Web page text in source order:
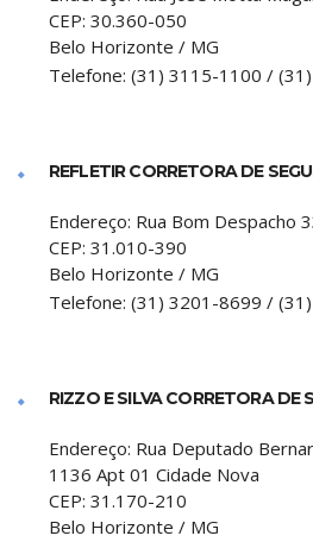
CEP: 30.360-050
Belo Horizonte / MG
Telefone: (31) 3115-1100 /
REFLETIR CORRETORA DE
Endereço: Rua Bom Despacho
CEP: 31.010-390
Belo Horizonte / MG
Telefone: (31) 3201-8699 /
RIZZO E SILVA CORRETORA DE
Endereço: Rua Deputado
1136 Apt 01 Cidade Nova
CEP: 31.170-210
Belo Horizonte / MG